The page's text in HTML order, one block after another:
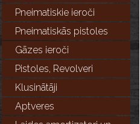
Pneimatiskie ieroči
Pneimatiskās pistoles
Gāzes ieroči
Pistoles, Revolveri
Klusinātāji
Aptveres